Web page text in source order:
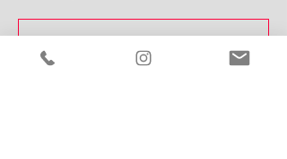
Anmeldung abgeschlossen
Veranstaltungen ansehen